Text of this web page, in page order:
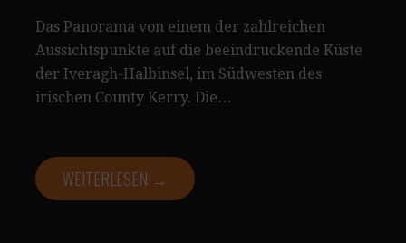
Das Panorama von einem der zahlreichen
Aussichtspunkte auf die beeindruckende Küste
der Iveragh-Halbinsel, im Südwesten des
irischen County Kerry. Die…
WEITERLESEN →